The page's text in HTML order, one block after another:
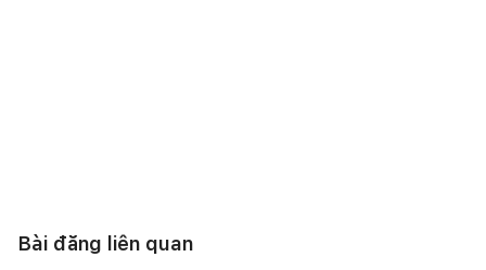
Bài đăng liên quan